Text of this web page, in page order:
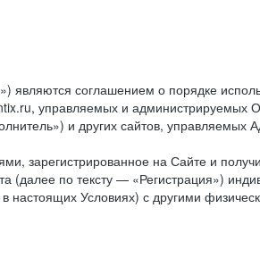
соглашением о порядке
управляемых и
и других сайтов,
зарегистрированное на Сайте и
по тексту — «Регистрация»)
настоящих Условиях) с другими